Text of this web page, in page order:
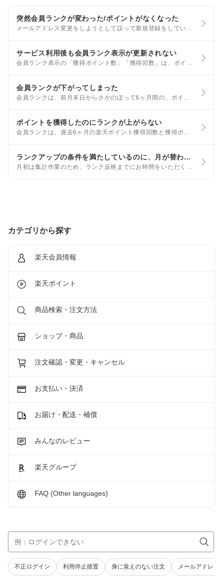
突然会員ランクが変わった/ポイントがなくなった
メールアドレス変更をしようとして誤って新規登録をしているなど、別の会員登録でログインしている可能性があります。 ログアウトページをクリックしてログアウト後、普段利用しているユーザID・パスワードで再度ログインをしてご確認ください。
サービス利用後も会員ランク表示が更新されない
会員ランク表示の「獲得ポイント数」「獲得回数」は、ポイント実績に反映された後に更新されます。 ※獲得したポイントが、会員のランクアップの対象とならない場合もあります。詳細は、ポイントを獲得したのにランクが上がらないをご確認ください。
会員ランクが下がってしまった
会員ランクは、前月末日からさかのぼって6ヶ月間の、ポイントの獲得数と獲得回数で決定します。 そのため、いったんプラチナ会員やゴールド会員、シルバー会員になっても、その後ポイントを獲得しないとランクが下がることがあります。
ポイントを獲得したのにランクが上がらない
会員ランクは、過去6ヶ月の楽天ポイント獲得回数と獲得ポイント数で、毎月判定を行います。 また、ポイントの獲得方法によって、ランクアップの対象になる場合と、ならない場合があります。
ランクアップの条件を満たしているのに、月が替わってもランクが変化しない場合
月初は集計作業のため、ランク反映までにお時間をいただく場合があります。最新の会員ランクは、毎月2日0：00以降にご確認ください。
カテゴリから探す
楽天会員情報
楽天ポイント
商品検索・注文方法
ショップ・商品
注文確認・変更・キャンセル
お支払い・決済
お届け・配送・補償
みんなのレビュー
楽天グループ
FAQ (Other languages)
不正ログイン 利用停止措置 身に覚えのない注文 メールアドレス